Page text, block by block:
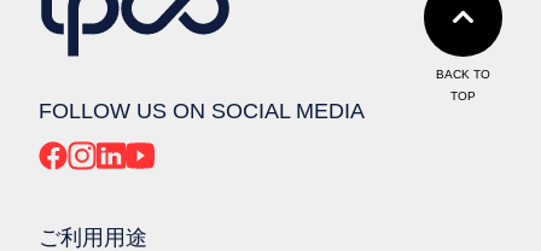
FOLLOW US ON SOCIAL MEDIA
ご利用用途
BACK TO
TOP